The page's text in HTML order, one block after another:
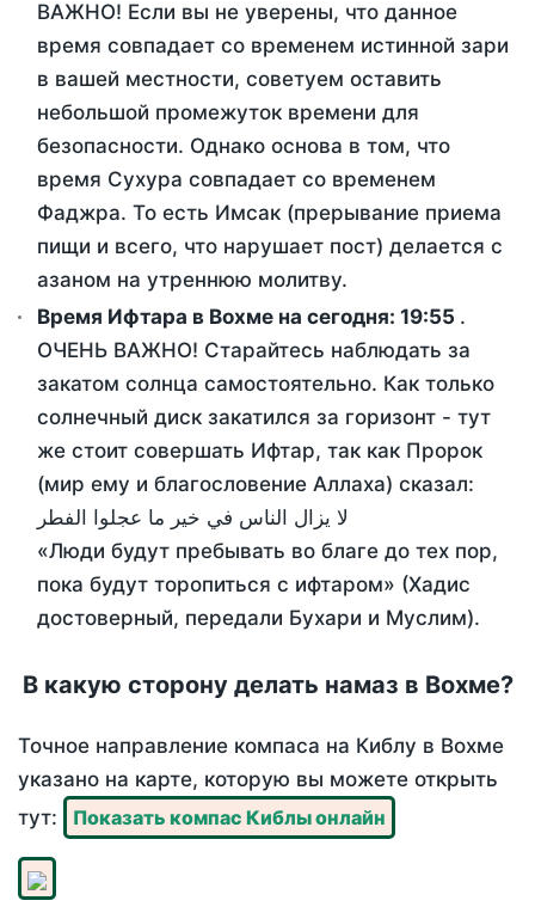
ВАЖНО! Если вы не уверены, что данное
время совпадает со временем истинной зари
в вашей местности, советуем оставить
небольшой промежуток времени для
безопасности. Однако основа в том, что
время Сухура совпадает со временем
Фаджра. То есть Имсак (прерывание приема
пищи и всего, что нарушает пост) делается с
азаном на утреннюю молитву.
Время Ифтара в Вохме на сегодня: 19:55 .
ОЧЕНЬ ВАЖНО! Старайтесь наблюдать за
закатом солнца самостоятельно. Как только
солнечный диск закатился за горизонт - тут
же стоит совершать Ифтар, так как Пророк
(мир ему и благословение Аллаха) сказал:
لا يزال الناس في خير ما عجلوا الفطر
«Люди будут пребывать во благе до тех пор,
пока будут торопиться с ифтаром» (Хадис
достоверный, передали Бухари и Муслим).
В какую сторону делать намаз в Вохме?
Точное направление компаса на Киблу в Вохме
указано на карте, которую вы можете открыть
тут:
Показать компас Киблы онлайн